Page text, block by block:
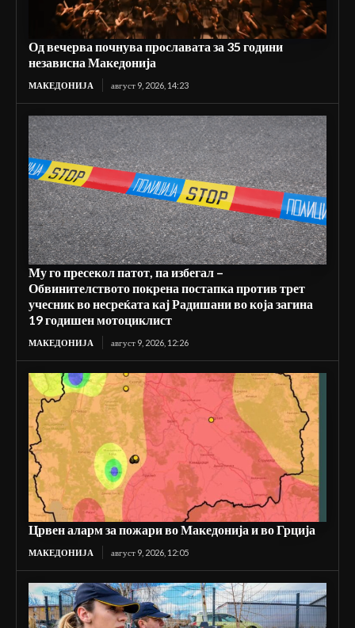
Од вечерва почнува прославата за 35 години
независна Македонија
МАКЕДОНИЈА август 9, 2026, 14:23
Му го пресекол патот, па избегал –
Обвинителството покрена постапка против трет
учесник во несреќата кај Радишани во која загина
19 годишен мотоциклист
МАКЕДОНИЈА август 9, 2026, 12:26
Црвен аларм за пожари во Македонија и во Грција
МАКЕДОНИЈА август 9, 2026, 12:05